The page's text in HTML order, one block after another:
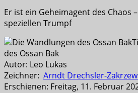
Er ist ein Geheimagent des Chaos
speziellen Trumpf
des Ossan Bak
Autor: Leo Lukas
Zeichner: Arndt Drechsler-
Erschienen: Freitag, 11. Februar